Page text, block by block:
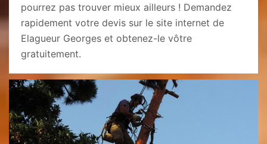
pourrez pas trouver mieux ailleurs ! Demandez
rapidement votre devis sur le site internet de
Elagueur Georges et obtenez-le vôtre
gratuitement.